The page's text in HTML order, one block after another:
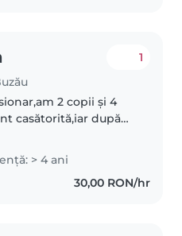
1
2 copii și 4
casătorită,iar după
cu vârste dela0 la
că am lipici la
că am..
> 4 ani
30,00 RON/hr